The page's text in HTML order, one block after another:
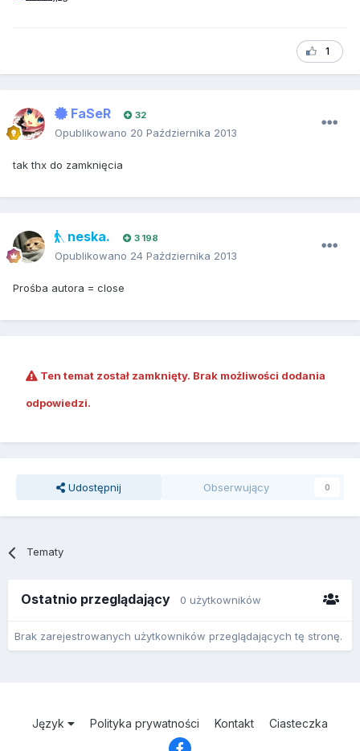
1
FaSeR 32
Opublikowano 20 Października 2013
tak thx do zamknięcia
neska. 3 198
Opublikowano 24 Października 2013
Prośba autora = close
Ten temat został zamknięty. Brak możliwości dodania
odpowiedzi.
Udostępnij Obserwujący 0
Tematy
Ostatnio przeglądający 0 użytkowników
Brak zarejestrowanych użytkowników przeglądających tę stronę.
Język Polityka prywatności Kontakt Ciasteczka